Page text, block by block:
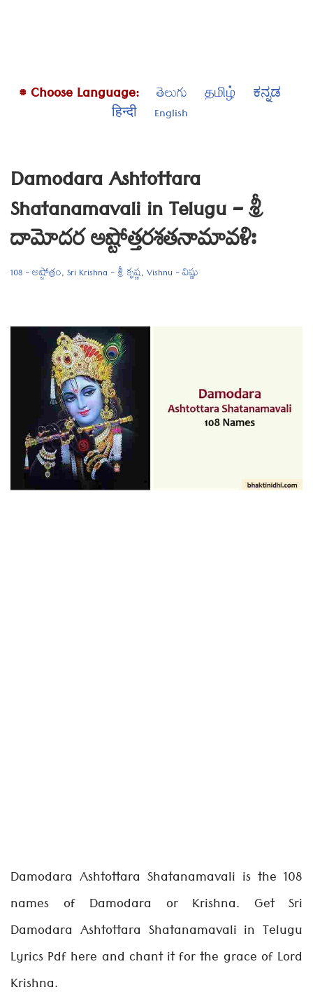
# Choose Language: తెలుగు தமிழ்
ಕನ್ನಡ
हिन्दी
English
Damodara Ashtottara
Shatanamavali in Telugu – శ్రీ
దామోదర అష్టోత్తరశతనామావళిః
108 - అష్టోత్రం, Sri Krishna - శ్రీ కృష్ణ, Vishnu - విష్ణు
Damodara Ashtottara Shatanamavali is the 108
names of Damodara or Krishna. Get Sri
Damodara Ashtottara Shatanamavali in Telugu
Lyrics Pdf here and chant it for the grace of Lord
Krishna.